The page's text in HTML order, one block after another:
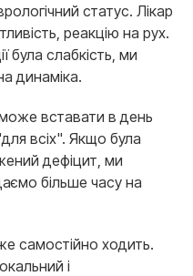
статус. Лікар
реакцію на рух.
слабкість, ми
динаміка.
може вставати в день
всіх". Якщо була
дефіцит, ми
більше часу на
самостійно ходить.
і